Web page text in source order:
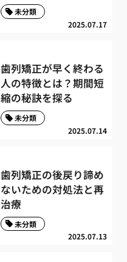
2025.07.17
未分類
歯列矯正が早く終わる
人の特徴とは？期間短
縮の秘訣を探る
2025.07.14
未分類
歯列矯正の後戻り諦め
ないための対処法と再
治療
2025.07.13
未分類